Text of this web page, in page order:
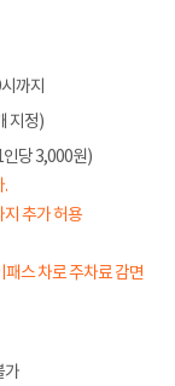
까지
지정)
인당 3,000원)
.
추가 허용
스 차로 주차료 감면
가